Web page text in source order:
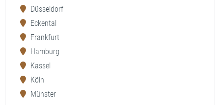
Düsseldorf
Eckental
Frankfurt
Hamburg
Kassel
Köln
Münster